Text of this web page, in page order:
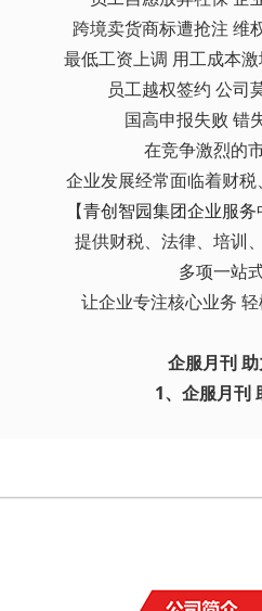
跨境卖货商标遭抢注 维
最低工资上调 用工成本
员工越权签约 公司
国高申报失败 错
在竞争激烈的
企业发展经常面临着财
【青创智园集团企业服务
提供财税、法律、培训
多项一站
让企业专注核心业务 轻
企服月刊
1、企服月刊